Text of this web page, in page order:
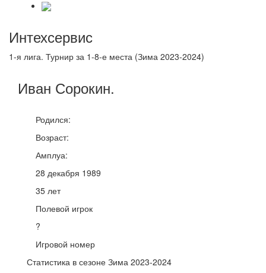
Интехсервис
1-я лига. Турнир за 1-8-е места (Зима 2023-2024)
Иван Сорокин.
Родился:
Возраст:
Амплуа:
28 декабря 1989
35 лет
Полевой игрок
?
Игровой номер
Статистика в сезоне Зима 2023-2024